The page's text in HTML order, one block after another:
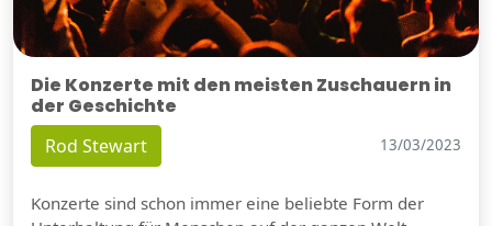
Die Konzerte mit den meisten Zuschauern in
der Geschichte
Rod Stewart 13/03/2023
Konzerte sind schon immer eine beliebte Form der